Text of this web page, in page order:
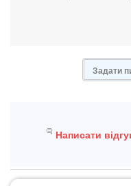
Задати
Написати